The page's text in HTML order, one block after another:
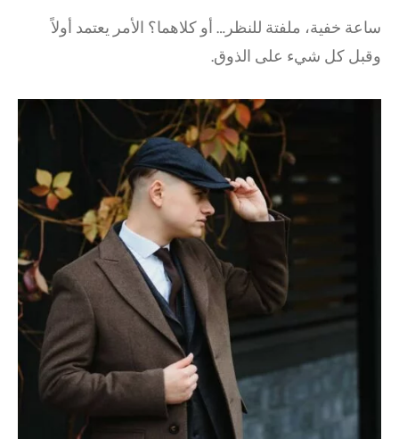
ساعة خفية، ملفتة للنظر… أو كلاهما؟ الأمر يعتمد أولاً
وقبل كل شيء على الذوق.